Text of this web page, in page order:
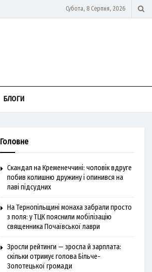
Субота, 8 Серпня, 2026
БЛОГИ
Головне
Скандал на Кременеччині: чоловік вдруге
побив колишню дружину і опинився на
лаві підсудних
На Тернопільщині монаха забрали просто
з поля: у ТЦК пояснили мобілізацію
священника Почаївської лаври
Зросли рейтинги — зросла й зарплата:
скільки отримує голова Більче-
Золотецької громади